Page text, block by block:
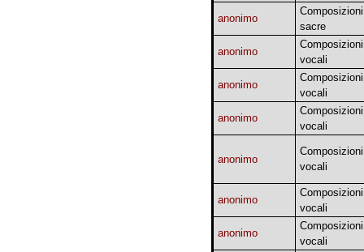
anonimo
Composizioni
sacre
anonimo
Composizioni
vocali
anonimo
Composizioni
vocali
anonimo
Composizioni
vocali
anonimo
Composizioni
vocali
anonimo
Composizioni
vocali
anonimo
Composizioni
vocali